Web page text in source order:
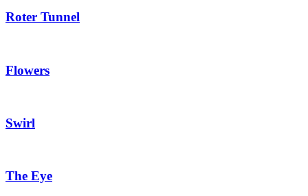
Roter Tunnel
Flowers
Swirl
The Eye